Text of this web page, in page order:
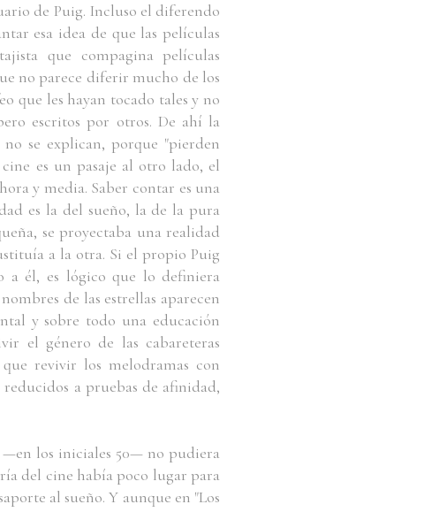
de Puig. Incluso el diferendo
esa idea de que las películas
que compagina películas
no parece diferir mucho de los
que les hayan tocado tales y no
escritos por otros. De ahí la
se explican, porque "pierden
es un pasaje al otro lado, el
y media. Saber contar es una
es la del sueño, la de la pura
se proyectaba una realidad
a la otra. Si el propio Puig
a él, es lógico que lo definiera
de las estrellas aparecen
y sobre todo una educación
el género de las cabareteras
revivir los melodramas con
a pruebas de afinidad,
los iniciales 50— no pudiera
del cine había poco lugar para
al sueño. Y aunque en "Los